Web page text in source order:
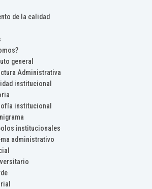
de la calidad
general
Administrativa
institucional
institucional
institucionales
administrativo